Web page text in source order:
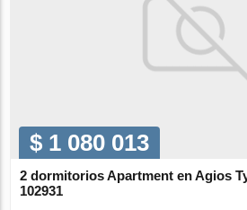
$ 1 080 013
2 dormitorios Apartment en Agios
102931